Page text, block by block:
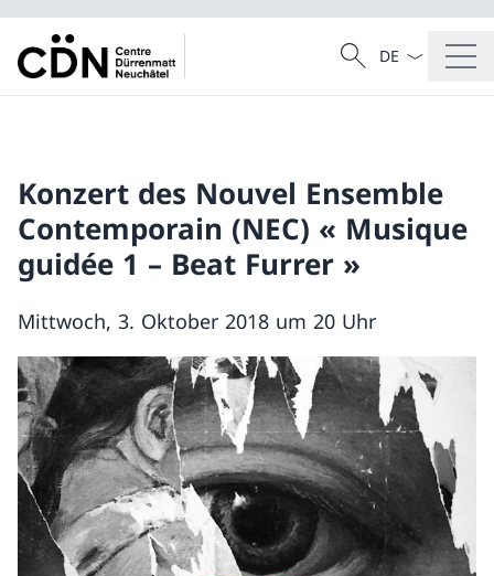
Suche
Suche
Sprach
Konzert des Nouvel Ensemble
Contemporain (NEC) « Musique
guidée 1 – Beat Furrer »
Mittwoch, 3. Oktober 2018 um 20 Uhr